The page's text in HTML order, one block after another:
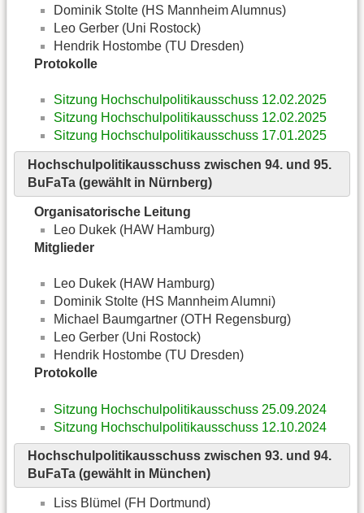
Dominik Stolte (HS Mannheim Alumnus)
Leo Gerber (Uni Rostock)
Hendrik Hostombe (TU Dresden)
Protokolle
Sitzung Hochschulpolitikausschuss 12.02.2025
Sitzung Hochschulpolitikausschuss 12.02.2025
Sitzung Hochschulpolitikausschuss 17.01.2025
Hochschulpolitikausschuss zwischen 94. und 95.
BuFaTa (gewählt in Nürnberg)
Organisatorische Leitung
Leo Dukek (HAW Hamburg)
Mitglieder
Leo Dukek (HAW Hamburg)
Dominik Stolte (HS Mannheim Alumni)
Michael Baumgartner (OTH Regensburg)
Leo Gerber (Uni Rostock)
Hendrik Hostombe (TU Dresden)
Protokolle
Sitzung Hochschulpolitikausschuss 25.09.2024
Sitzung Hochschulpolitikausschuss 12.10.2024
Hochschulpolitikausschuss zwischen 93. und 94.
BuFaTa (gewählt in München)
Liss Blümel (FH Dortmund)